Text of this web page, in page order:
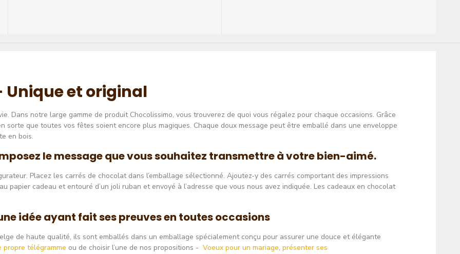
et original
Dans notre large gamme de produit Chocolissimo, vous trouverez de quoi vous régalez pour chaque occasions. Grâce
sorte que toutes vos fêtes soient encore plus magiques. Chaque doux message peut être emballé dans une enveloppe
en bois.
le message que vous souhaitez transmettre à votre bien-aimé.
Placez les carrés de chocolat dans l’emballage sélectionné. Ajoutez-y des carrés comportant des impressions
papier cadeau et entouré d’un joli ruban et envoyé à l’adresse que vous nous avez indiquée. Les cadeaux en chocolat
idée ayant fait ses preuves en toutes occasions
de haute qualité, ils sont emballés dans un emballage spécialement conçu pour assurer une douce et élégante
propre télégramme ou de choisir l’une de nos propositions - Voeux pour un mariage, présenter ses